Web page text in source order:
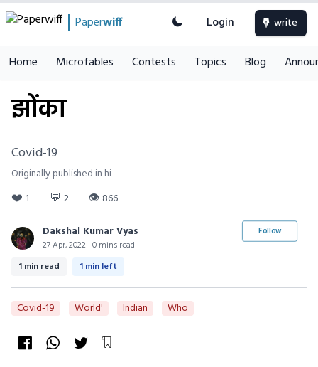
Paperwiff Login write
Home Microfables Contests Topics Blog
झोंका
Covid-19
Originally published in hi
❤️ 1 💬 2 👁 866
Dakshal Kumar Vyas
27 Apr, 2022 | 0 mins read
Follow
1 min read 1 min left
Covid-19 World' Indian Who